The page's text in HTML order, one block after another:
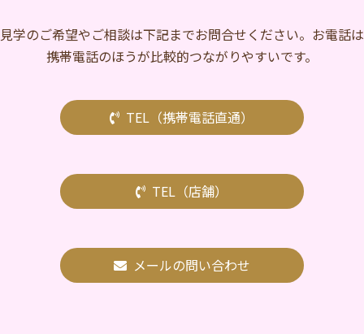
⾒学のご希望やご相談は下記までお問合せください。お電話は
携帯電話のほうが比較的つながりやすいです。
TEL（携帯電話直通）
TEL（店舗）
メールの問い合わせ